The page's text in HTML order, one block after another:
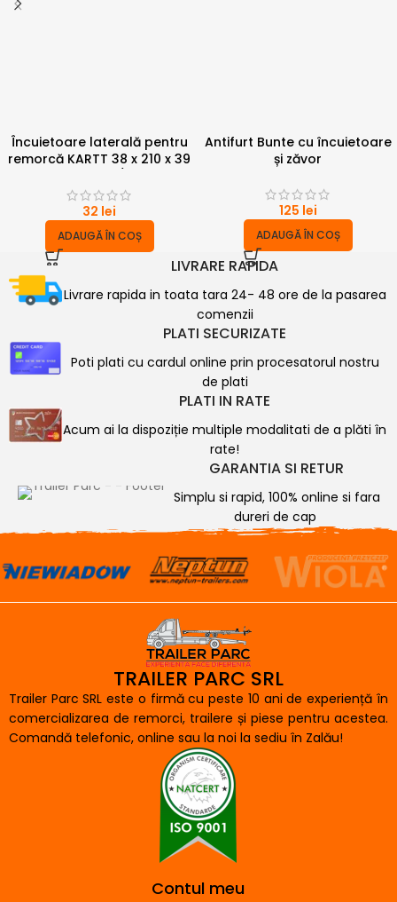
Încuietoare laterală pentru
remorcă KARTT 38 x 210 x 39
32 lei
ADAUGĂ ÎN COȘ
Antifurt Bunte cu încuietoare
și zăvor
125 lei
ADAUGĂ ÎN COȘ
LIVRARE RAPIDA
Livrare rapida in toata tara 24- 48 ore de la pasarea
comenzii
PLATI SECURIZATE
Poti plati cu cardul online prin procesatorul nostru
de plati
PLATI IN RATE
Acum ai la dispoziție multiple modalitati de a plăti în
rate!
GARANTIA SI RETUR
Simplu si rapid, 100% online si fara
dureri de cap
TRAILER PARC SRL
Trailer Parc SRL este o firmă cu peste 10 ani de experiență în
comercializarea de remorci, trailere și piese pentru acestea.
Comandă telefonic, online sau la noi la sediu în Zalău!
Contul meu